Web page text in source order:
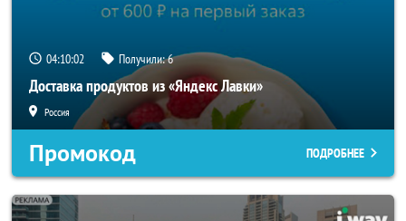
04:10:00 Получили:6
Доставка продуктов из «Яндекс Лавки»
Россия
Промокод ПОДРОБНЕЕ